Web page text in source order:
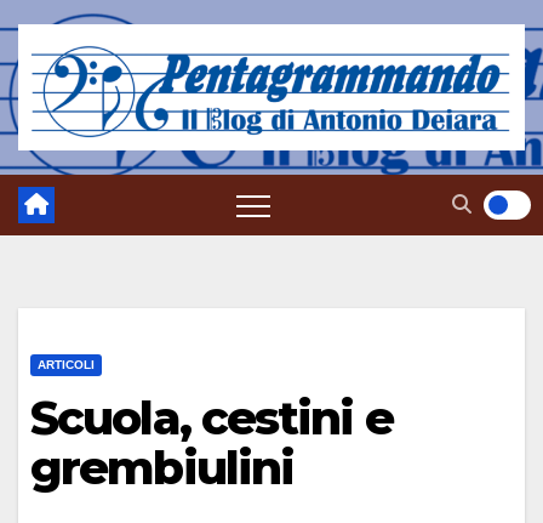
contenuto
ARTICOLI
Scuola, cestini e
grembiulini